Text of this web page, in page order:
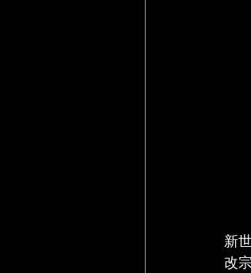
新
改